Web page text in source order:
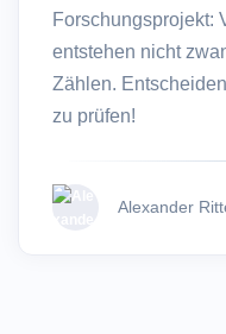
Forschungsprojekt:
entstehen nicht
Zählen.
zu prüfen!
Alexander